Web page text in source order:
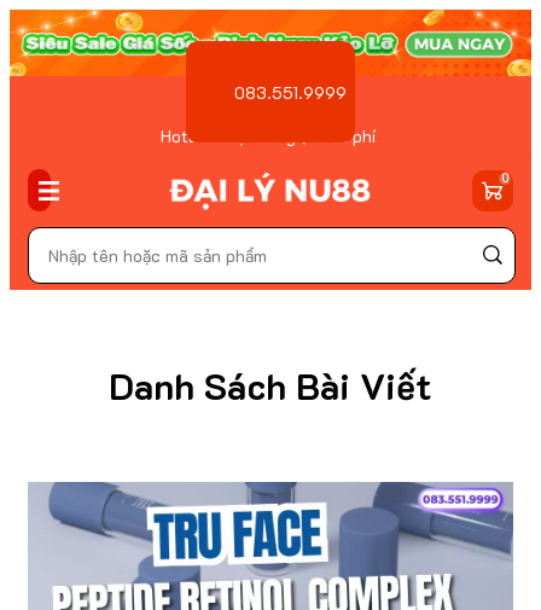
Hotline Đặt hàng ( Miễn phí
083.551.9999
0
Danh Sách Bài Viết